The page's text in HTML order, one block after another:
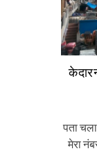
पता
मेरा